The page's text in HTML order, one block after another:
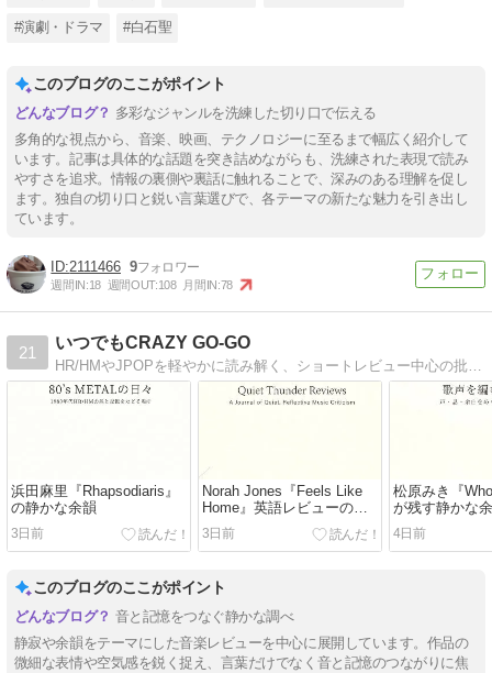
#演劇・ドラマ #白石聖
このブログのここがポイント
多彩なジャンルを洗練した切り口で伝える
多角的な視点から、音楽、映画、テクノロジーに至るまで幅広く紹介して
います。記事は具体的な話題を突き詰めながらも、洗練された表現で読み
やすさを追求。情報の裏側や裏話に触れることで、深みのある理解を促し
ます。独自の切り口と鋭い言葉選びで、各テーマの新たな魅力を引き出し
ています。
2111466 9
週間IN:18 週間OUT:108 月間IN:78
21
いつでもCRAZY GO-GO
HR/HMやJPOPを軽やかに読み解く、ショートレビュー中心の批評ブログ。
浜田麻里『Rhapsodiaris』
の静かな余韻
3日前
Norah Jones『Feels Like
Home』英語レビューの静
かな余韻
3日前
松原みき『
が残す静かな
4日前
このブログのここがポイント
音と記憶をつなぐ静かな調べ
静寂や余韻をテーマにした音楽レビューを中心に展開しています。作品の
微細な表情や空気感を鋭く捉え、言葉だけでなく音と記憶のつながりに焦